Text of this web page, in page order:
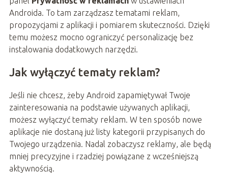
Androida. To tam zarządzasz tematami reklam,
propozycjami z aplikacji i pomiarem skuteczności. Dzięki
temu możesz mocno ograniczyć personalizację bez
instalowania dodatkowych narzędzi.
Jak wyłączyć tematy reklam?
Jeśli nie chcesz, żeby Android zapamiętywał Twoje
zainteresowania na podstawie używanych aplikacji,
możesz wyłączyć tematy reklam. W ten sposób nowe
aplikacje nie dostaną już listy kategorii przypisanych do
Twojego urządzenia. Nadal zobaczysz reklamy, ale będą
mniej precyzyjne i rzadziej powiązane z wcześniejszą
aktywnością.